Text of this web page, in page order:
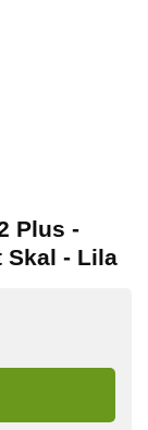
Plus -
Skal - Lila